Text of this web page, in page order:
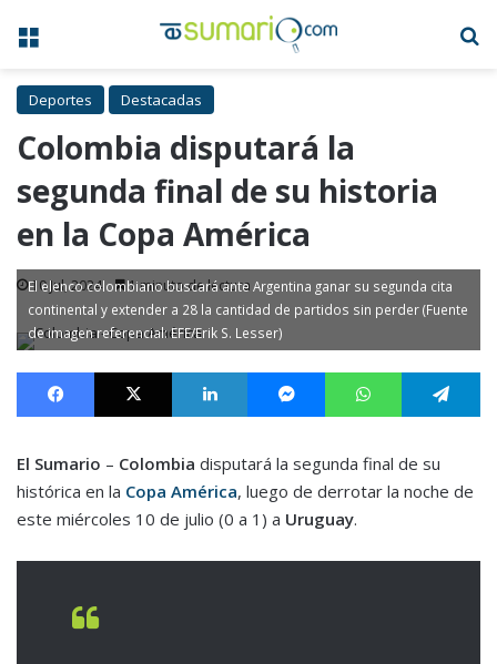
Menú
Deportes Destacadas
Colombia disputará la
segunda final de su historia
en la Copa América
10 Jul, 2024 1 minuto de lectura
El elenco colombiano buscará ante Argentina ganar su segunda cita
continental y extender a 28 la cantidad de partidos sin perder (Fuente
de imagen referencial: EFE/Erik S. Lesser)
Facebook X LinkedIn MessengerWhatsApp
El Sumario – Colombia disputará la segunda final de su
histórica en la Copa América, luego de derrotar la noche de
este miércoles 10 de julio (0 a 1) a Uruguay.